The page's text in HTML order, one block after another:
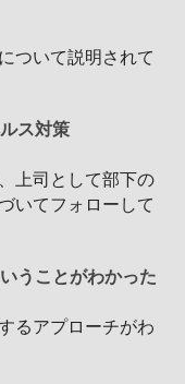
ついて説明されて
ス対策
上司として部下の
いてフォローして
うことがわかった
るアプローチがわ